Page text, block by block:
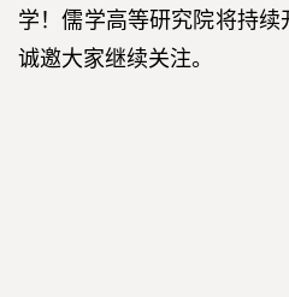
学！儒学高等研究院将持续
诚邀大家继续关注。